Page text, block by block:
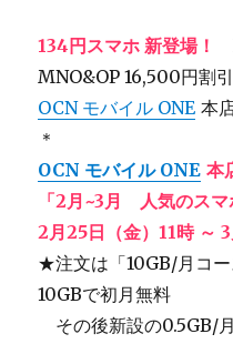
134円スマホ 新登場！
MNO&OP 16,500円割
OCN モバイル ONE 本
＊
OCN モバイル ONE 本
「2月~3月 人気のスマ
2月25日（金）11時 ～
★注文は「10GB/月コー
10GBで初月無料
その後新設の0.5GB/